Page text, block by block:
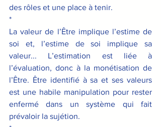
des rôles et une place à tenir.
*
La valeur de l’Être implique l’estime de
soi et, l’estime de soi implique sa
valeur... L’estimation est liée à
l’évaluation, donc à la monétisation de
l’Être. Être identifié à sa et ses valeurs
est une habile manipulation pour rester
enfermé dans un système qui fait
prévaloir la sujétion.